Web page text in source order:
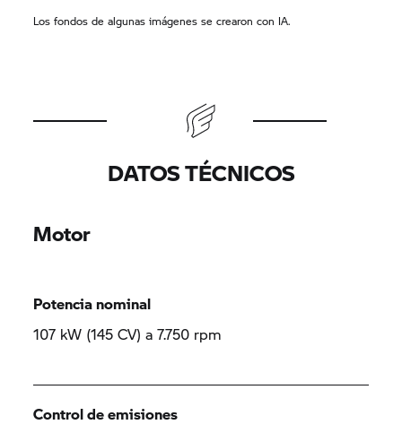
Los fondos de algunas imágenes se crearon con IA.
DATOS TÉCNICOS
Motor
Potencia nominal
107 kW (145 CV) a 7.750 rpm
Control de emisiones